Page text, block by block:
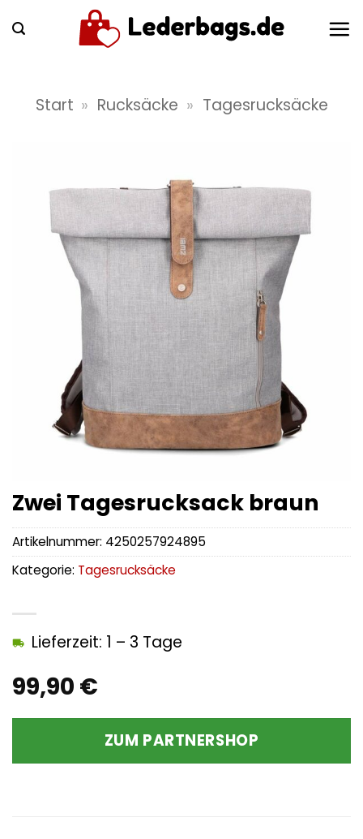
Inhalt
Start » Rucksäcke » Tagesrucksäcke
Zwei Tagesrucksack braun
99,90 €
Lieferzeit: 1 – 3 Tage
ZUM PARTNERSHOP
Artikelnummer: 4250257924895
Kategorie: Tagesrucksäcke